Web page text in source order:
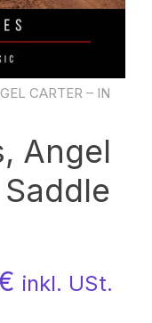
CARTER – IN
Angel
inkl. USt.